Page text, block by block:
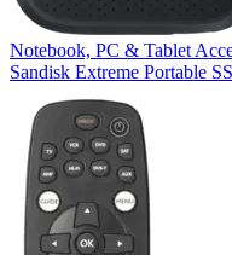
Notebook, PC & Tablet
Sandisk Extreme Portable